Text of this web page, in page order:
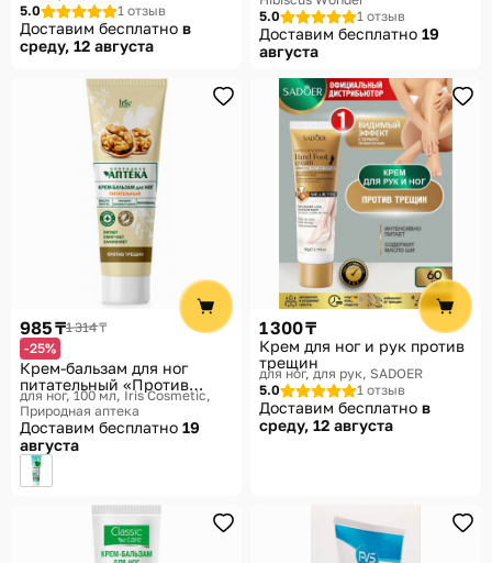
5.0
1 отзыв
Доставим бесплатно в
среду, 12 августа
5.0
1 отзыв
Доставим бесплатно 19
августа
985 ₸1 314 ₸
-25%
Крем-бальзам для ног
питательный «Против
трещин»
для ног, 100 мл Iris Cosmetic,
Природная аптека
Доставим бесплатно 19
августа
1 300 ₸
Крем для ног и рук против
трещин
для ног, для рук SADOER
5.0
1 отзыв
Доставим бесплатно в
среду, 12 августа